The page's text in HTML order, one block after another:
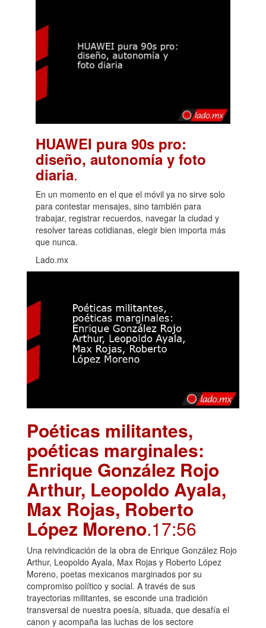
HUAWEI pura 90s pro:
diseño, autonomía y foto
diaria.
En un momento en el que el móvil ya no sirve solo
para contestar mensajes, sino también para
trabajar, registrar recuerdos, navegar la ciudad y
resolver tareas cotidianas, elegir bien importa más
que nunca.
Lado.mx
Poéticas militantes,
poéticas marginales:
Enrique González Rojo
Arthur, Leopoldo Ayala,
Max Rojas, Roberto
López Moreno.17:56
Una reivindicación de la obra de Enrique González Rojo
Arthur, Leopoldo Ayala, Max Rojas y Roberto López
Moreno, poetas mexicanos marginados por su
compromiso político y social. A través de sus
trayectorias militantes, se esconde una tradición
transversal de nuestra poesía, situada, que desafía el
canon y acompaña las luchas de los sectore